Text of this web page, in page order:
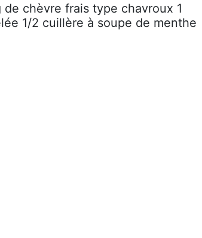
chèvre frais type chavroux 1
1/2 cuillère à soupe de menthe